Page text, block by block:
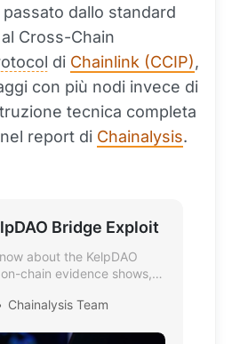
dallo standard
Cross-Chain
di Chainlink (CCIP),
con più nodi invece di
tecnica completa
report di Chainalysis.
Bridge Exploit
about the KelpDAO
chain evidence shows,
Chainalysis Team